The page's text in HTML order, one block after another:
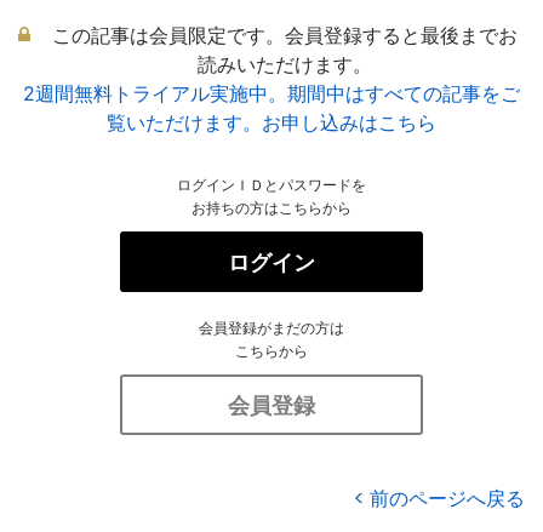
この記事は会員限定です。会員登録すると最後までお
読みいただけます。
2週間無料トライアル実施中。期間中はすべての記事をご
覧いただけます。お申し込みはこちら
ログインＩＤとパスワードを
お持ちの方はこちらから
ログイン
会員登録がまだの方は
こちらから
会員登録
前のページへ戻る